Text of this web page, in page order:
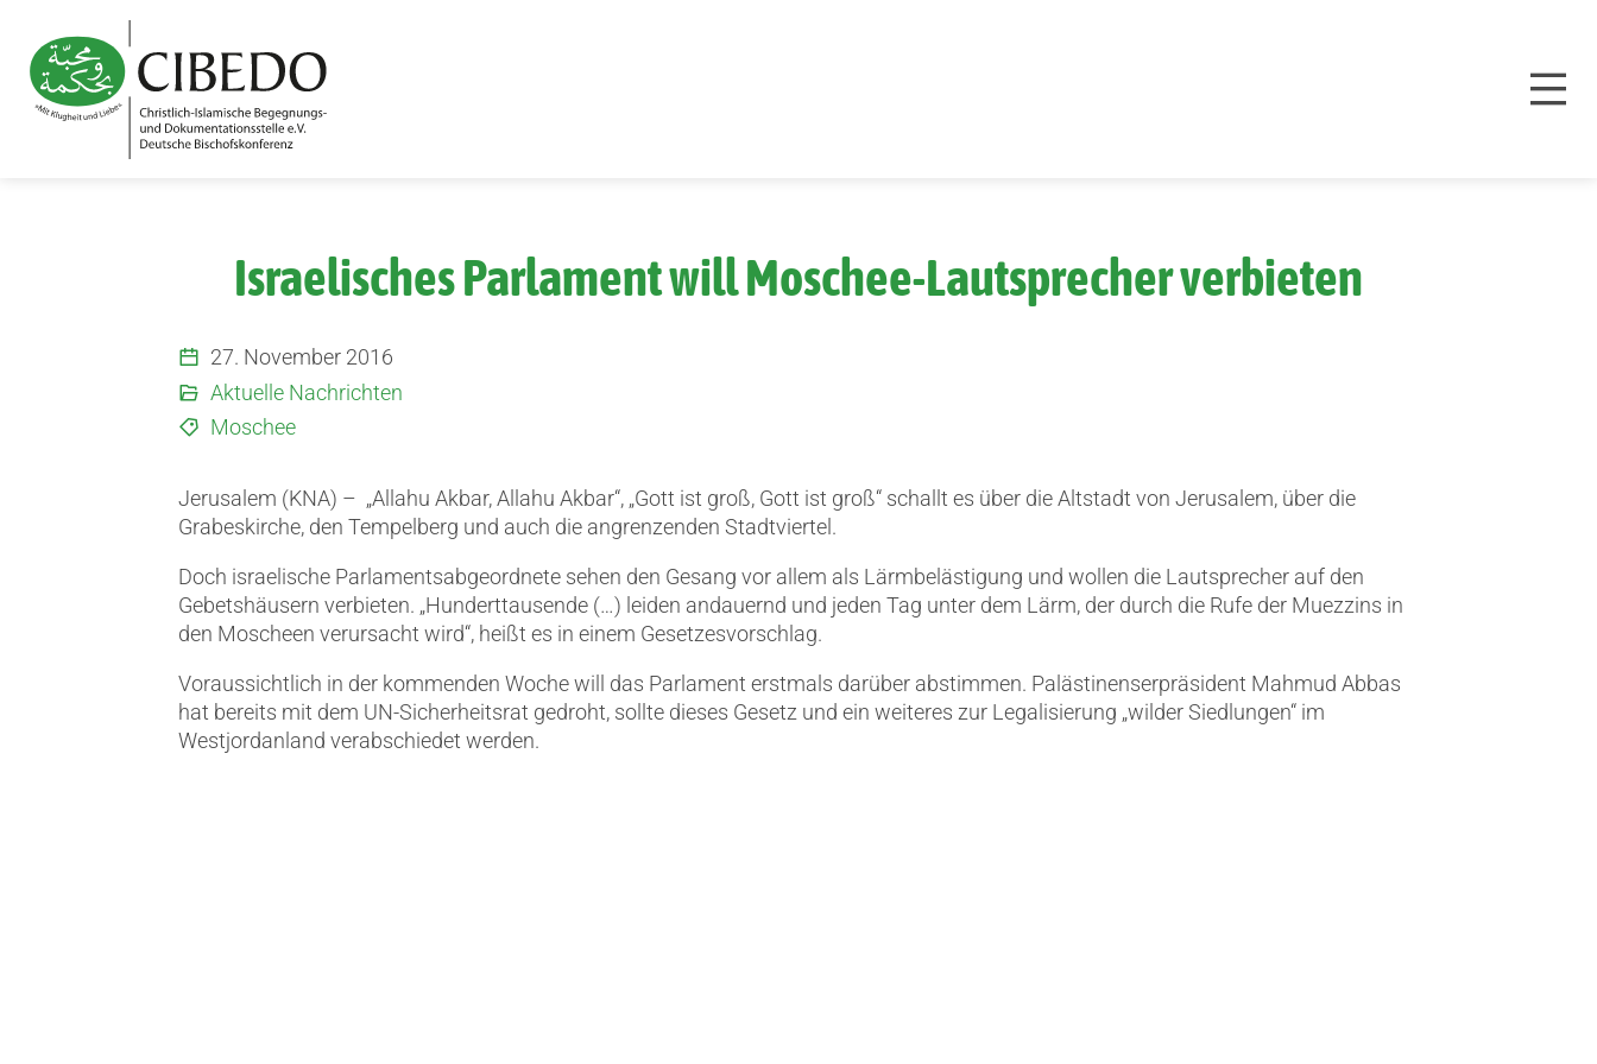
Israelisches Parlament will Moschee-Lautsprecher verbieten
27. November 2016
Aktuelle Nachrichten
Moschee
Jerusalem (KNA) – „Allahu Akbar, Allahu Akbar“, „Gott ist groß, Gott ist groß“ schallt es über die Altstadt von Jerusalem, über die
Grabeskirche, den Tempelberg und auch die angrenzenden Stadtviertel.
Doch israelische Parlamentsabgeordnete sehen den Gesang vor allem als Lärmbelästigung und wollen die Lautsprecher auf den
Gebetshäusern verbieten. „Hunderttausende (…) leiden andauernd und jeden Tag unter dem Lärm, der durch die Rufe der Muezzins in
den Moscheen verursacht wird“, heißt es in einem Gesetzesvorschlag.
Voraussichtlich in der kommenden Woche will das Parlament erstmals darüber abstimmen. Palästinenserpräsident Mahmud Abbas
hat bereits mit dem UN-Sicherheitsrat gedroht, sollte dieses Gesetz und ein weiteres zur Legalisierung „wilder Siedlungen“ im
Westjordanland verabschiedet werden.